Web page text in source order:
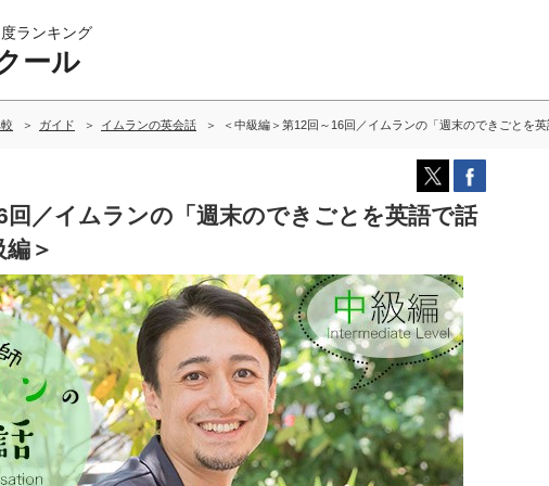
ランキング
ール
ガイド イムランの英会話 ＜中級編＞第12回～16回／イムランの「週末のできごとを
回／イムランの「週末のできごとを英語で話
＞